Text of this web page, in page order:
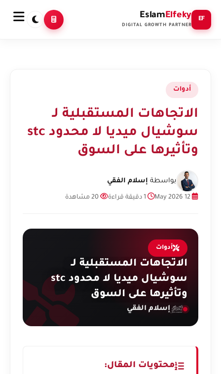
EF
EslamElfeky
DIGITAL GROWTH PARTNER
أدوات
الاتجاهات المستقبلية لـ
سوشيال ميديا لا محدود stc
وتأثيرها على السوق
بواسطة إسلام الفقي
أدوات
الاتجاهات المستقبلية لـ
سوشيال ميديا لا محدود stc
وتأثيرها على السوق
إسلام الفقي
محتويات المقال: